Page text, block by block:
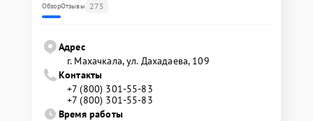
ОбзорОтзывы 275
Адрес
г. Махачкала, ул. Дахадаева, 109
Контакты
+7 (800) 301-55-83
+7 (800) 301-55-83
Время работы